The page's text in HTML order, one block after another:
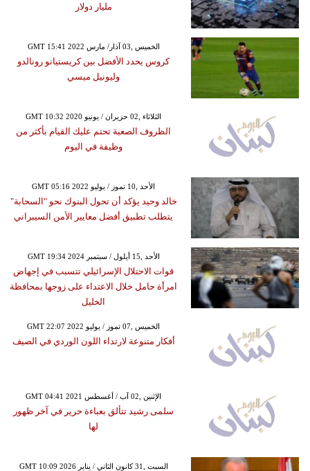
مليار دولار
GMT 15:41 2022 الخميس ,03 آذار/ مارس
كروس يحدد الأفضل بين كريستيانو رونالدو
وليونيل ميسي
GMT 10:32 2020 الثلاثاء ,02 حزيران / يونيو
الظروف الصعبة تحتم عليك القيام بأكثر من
وظيفة في اليوم
GMT 05:16 2022 الأحد ,10 تموز / يوليو
خالد وحيد يؤكد أن تحول البنوك نحو "السحابة"
يتطلب تطبيق أفضل معايير الأمن السيبراني
GMT 19:34 2024 الأحد ,15 أيلول / سبتمبر
قوات الاحتلال الإسرائيلي تتسبب في إجهاض
امرأة حامل خلال الاعتداء على زوجها بمحافظة
الخليل
GMT 22:07 2022 الخميس ,07 تموز / يوليو
أفكار متنوعة لارتداء اللون الوردي في الصيف
GMT 04:41 2021 الإثنين ,02 آب / أغسطس
سلمى رشيد تتألق بعباءة حرير في آخر ظهور
لها
GMT 10:09 2026 السبت ,31 كانون الثاني / يناير